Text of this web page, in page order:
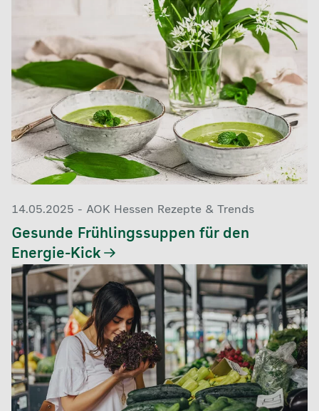
14.05.2025 - AOK Hessen Rezepte & Trends
Gesunde Frühlingssuppen für den
Energie-Kick